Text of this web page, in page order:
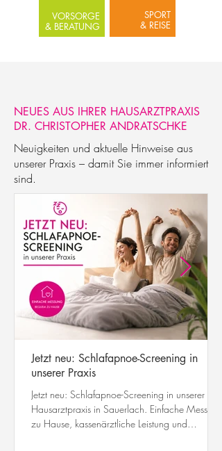
VORSORGE
& BERATUNG
SPORT
& REISE
NEUES AUS IHRER HAUSARZTPRAXIS
DR. CHRISTOPHER ANDRATSCHKE
Neuigkeiten und aktuelle Hinweise aus
unserer Praxis – damit Sie immer informiert
sind.
Jetzt neu: Schlafapnoe-Screening in
unserer Praxis
Jetzt neu: Schlafapnoe-Screening in unserer
Hausarztpraxis in Sauerlach. Einfache Messung
zu Hause, kassenärztliche Leistung und